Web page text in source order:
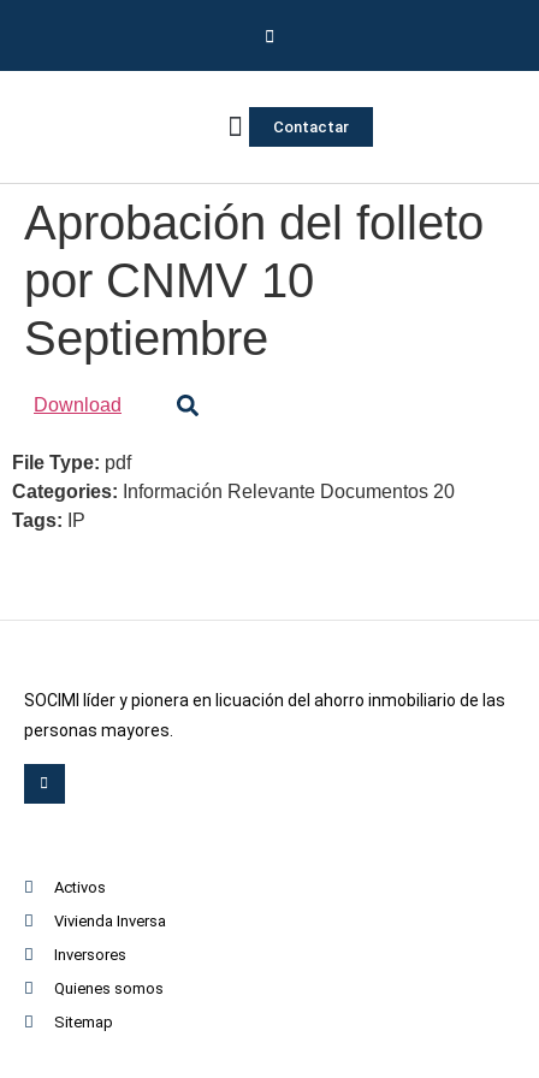
Contactar
Aprobación del folleto
por CNMV 10
Septiembre
Download
File Type: pdf
Categories: Información Relevante Documentos 20
Tags:
IP
SOCIMI líder y pionera en licuación del ahorro inmobiliario de las
personas mayores.
Activos
Vivienda Inversa
Inversores
Quienes somos
Sitemap